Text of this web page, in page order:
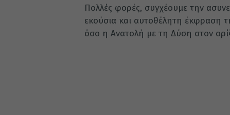
Πολλές φορές, συγχέουμε την
εκούσια και αυτοθέλητη έκφραση
όσο η Ανατολή με τη Δύση στον